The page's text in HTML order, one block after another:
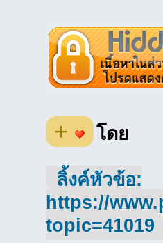
+ โดย
ลิ้งค์หัวข้อ:
https://
topic=41019